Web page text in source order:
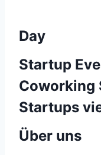
Day
Startup
Coworking
Startups
Über uns